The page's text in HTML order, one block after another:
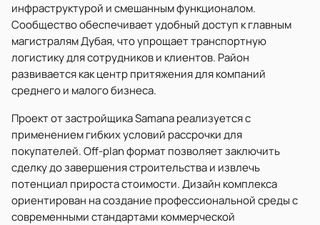
инфраструктурой и смешанным функционалом.
Сообщество обеспечивает удобный доступ к главным
магистралям Дубая, что упрощает транспортную
логистику для сотрудников и клиентов. Район
развивается как центр притяжения для компаний
среднего и малого бизнеса.
Проект от застройщика Samana реализуется с
применением гибких условий рассрочки для
покупателей. Off-plan формат позволяет заключить
сделку до завершения строительства и извлечь
потенциал прироста стоимости. Дизайн комплекса
ориентирован на создание профессиональной среды с
современными стандартами коммерческой